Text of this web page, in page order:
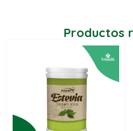
Productos